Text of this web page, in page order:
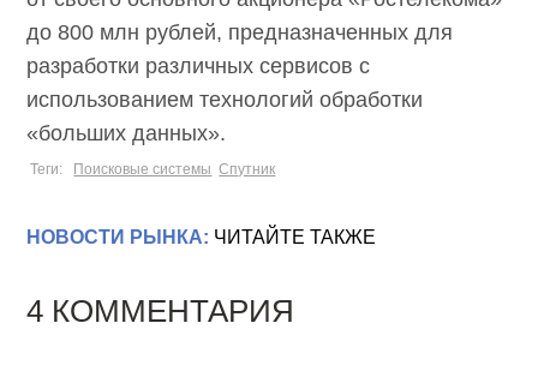
до 800 млн рублей, предназначенных для
разработки различных сервисов с
использованием технологий обработки
«больших данных».
Теги: Поисковые системы Спутник
НОВОСТИ РЫНКА: ЧИТАЙТЕ ТАКЖЕ
4 КОММЕНТАРИЯ